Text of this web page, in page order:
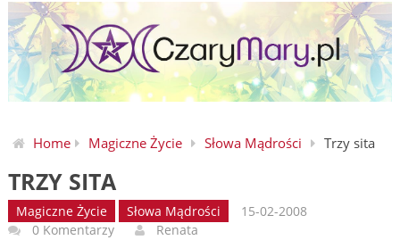
Home Magiczne Życie Słowa Mądrości Trzy sita
TRZY SITA
Magiczne Życie Słowa Mądrości
15-02-2008
0 Komentarzy
Renata